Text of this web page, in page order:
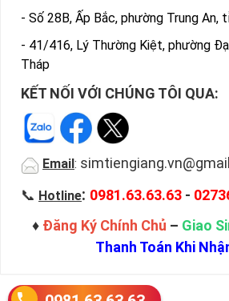
- Số 28B, Ấp Bắc, phường Trung An,
- 41/416, Lý Thường Kiệt, phường
Tháp
KẾT NỐI VỚI CHÚNG TÔI QUA:
Email :
📞 Hotline: 0981.63.63.63 -
♦ Đăng Ký Chính Chủ – Giao
Thanh Toán Khi